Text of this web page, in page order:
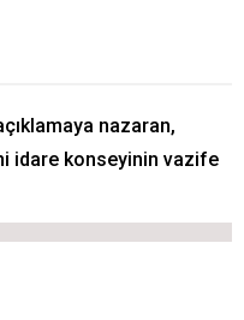
nazaran,
idare konseyinin vazife